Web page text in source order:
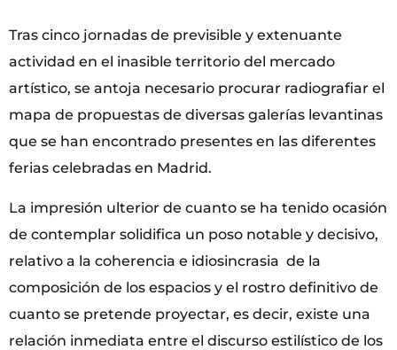
Tras cinco jornadas de previsible y extenuante
actividad en el inasible territorio del mercado
artístico, se antoja necesario procurar radiografiar el
mapa de propuestas de diversas galerías levantinas
que se han encontrado presentes en las diferentes
ferias celebradas en Madrid.
La impresión ulterior de cuanto se ha tenido ocasión
de contemplar solidifica un poso notable y decisivo,
relativo a la coherencia e idiosincrasia de la
composición de los espacios y el rostro definitivo de
cuanto se pretende proyectar, es decir, existe una
relación inmediata entre el discurso estilístico de los